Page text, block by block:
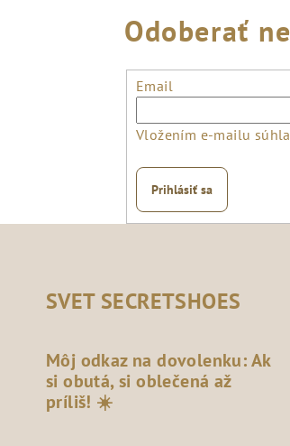
Odoberať
Email
Vložením e-mailu
Prihlásiť sa
SVET SECRETSHOES
Môj odkaz na dovolenku: Ak
si obutá, si oblečená až
príliš! ☀️